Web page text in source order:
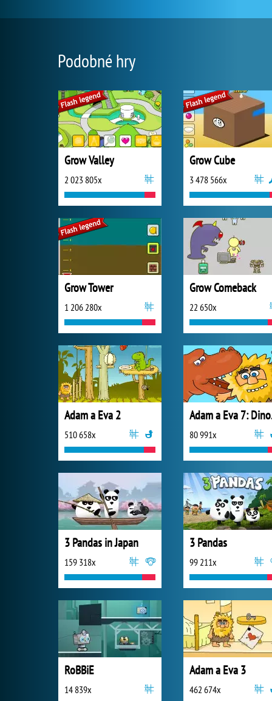
Podobné hry
Grow Valley
2 023 805x
Grow Cube
3 478 566x
Grow Tower
1 206 280x
Grow Comeback
22 650x
Adam a Eva 2
510 658x 80 991x
3 Pandas in Japan
159 318x
3 Pandas
99 211x
RoBBiE
14 839x
Adam a Eva 3
462 674x